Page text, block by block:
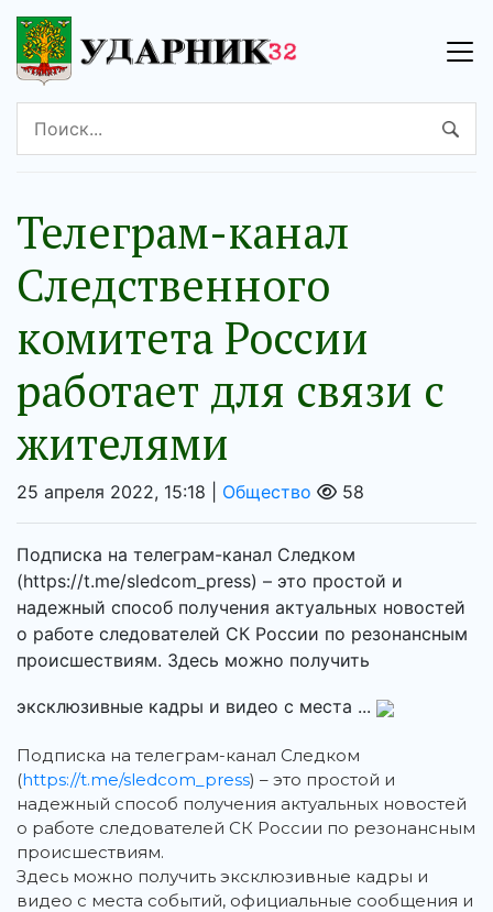
Телеграм-канал
Следственного
комитета России
работает для связи с
жителями
25 апреля 2022, 15:18 | Общество 58
Подписка на телеграм-канал Следком
(https://t.me/sledcom_press) – это простой и
надежный способ получения актуальных новостей
о работе следователей СК России по резонансным
происшествиям. Здесь можно получить
эксклюзивные кадры и видео с места ...
Подписка на телеграм-канал Следком
(https://t.me/sledcom_press) – это простой и
надежный способ получения актуальных новостей
о работе следователей СК России по резонансным
происшествиям.
Здесь можно получить эксклюзивные кадры и
видео с места событий, официальные сообщения и